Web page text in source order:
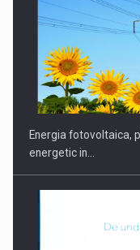
Energia fotovoltaica,
energetic in…